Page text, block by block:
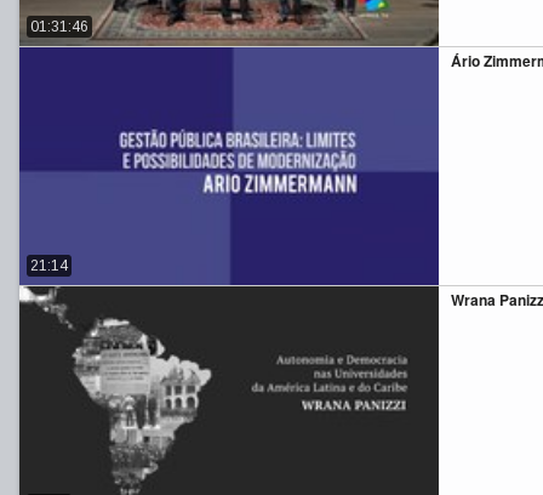
01:31:46
Ário
21:14
Wrana